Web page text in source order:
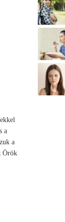
a
a
Örök